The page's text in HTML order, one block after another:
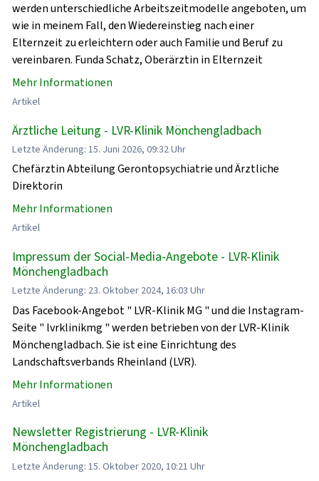
werden unterschiedliche Arbeitszeitmodelle angeboten, um
wie in meinem Fall, den Wiedereinstieg nach einer
Elternzeit zu erleichtern oder auch Familie und Beruf zu
vereinbaren. Funda Schatz, Oberärztin in Elternzeit
Mehr Informationen
Artikel
Ärztliche Leitung - LVR-Klinik Mönchengladbach
Letzte Änderung: 15. Juni 2026, 09:32 Uhr
Chefärztin Abteilung Gerontopsychiatrie und Ärztliche
Direktorin
Mehr Informationen
Artikel
Impressum der Social-Media-Angebote - LVR-Klinik
Mönchengladbach
Letzte Änderung: 23. Oktober 2024, 16:03 Uhr
Das Facebook-Angebot " LVR-Klinik MG " und die Instagram-
Seite " lvrklinikmg " werden betrieben von der LVR-Klinik
Mönchengladbach. Sie ist eine Einrichtung des
Landschaftsverbands Rheinland (LVR).
Mehr Informationen
Artikel
Newsletter Registrierung - LVR-Klinik
Mönchengladbach
Letzte Änderung: 15. Oktober 2020, 10:21 Uhr